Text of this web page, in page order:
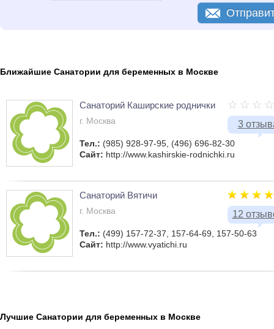
Ближайшие Санатории для беременных в Москве
3
Санаторий Каширские роднички
г. Москва
Тел.: (985) 928-97-95, (496) 696-82-30
Сайт: http://www.kashirskie-rodnichki.ru
12
Санаторий Вятичи
г. Москва
Тел.: (499) 157-72-37, 157-64-69, 157-50-63
Сайт: http://www.vyatichi.ru
Лучшие Санатории для беременных в Москве